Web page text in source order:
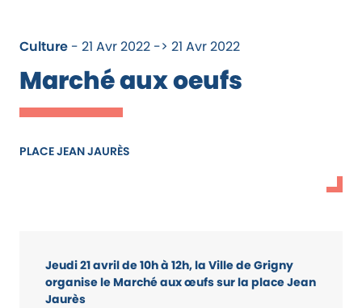
Culture - 21 Avr 2022 -> 21 Avr 2022
Marché aux oeufs
PLACE JEAN JAURÈS
Jeudi 21 avril de 10h à 12h, la Ville de Grigny
organise le Marché aux œufs sur la place Jean
Jaurès